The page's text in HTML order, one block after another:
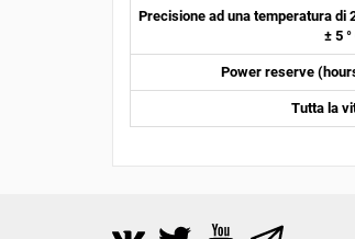
Precisione ad una temperatura di
± 5 °
Power reserve
Tutta la